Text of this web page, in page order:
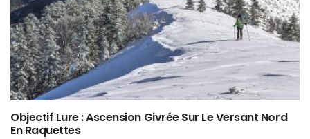
Objectif Lure : Ascension Givrée Sur Le Versant Nord
En Raquettes